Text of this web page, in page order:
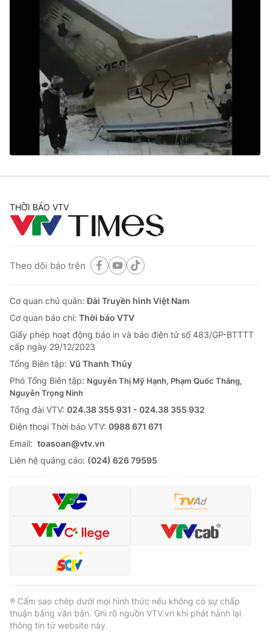
Khán giả
Giải sao mai
Du lịch
Chất lượng cuộc sống
Giáo dục
Học trực tuyến
Hitech Công nghệ tương lai
Sản phẩm
Thị trường
Tư vấn
Giao lưu trực tuyến
Lịch phát sóng
Chuyên mục khác
Photo Infographic
Video Shorts video
VTV Money VTV Thể thao
VTV Sức khoẻ Bất động sản
Thị trường 24h
VTV4 Vươn mình bằng AI
VTV9
Theo dõi báo trên
THỜI BÁO VTV
Theo dõi báo trên
Cơ quan chủ quản:Đài Truyền hình Việt Nam
Cơ quan báo chí: Thời báo VTV
Giấy phép hoạt động báo in và báo điện tử số 483/GP-BTTTT
cấp ngày 29/12/2023
Tổng Biên tập: Vũ Thanh Thủy
Phó Tổng Biên tập: Nguyễn Thị Mỹ Hạnh, Phạm Quốc Thắng,
Nguyễn Trọng Ninh
Tổng đài VTV: 024.38 355 931 - 024.38 355 932
Ðiện thoại Thời báo VTV: 0988 671 671
Email: toasoan@vtv.vn
Liên hệ quảng cáo: (024) 626 79595
® Cấm sao chép dưới mọi hình thức nếu không có sự chấp
thuận bằng văn bản. Ghi rõ nguồn VTV.vn khi phát hành lại
thông tin từ website này.